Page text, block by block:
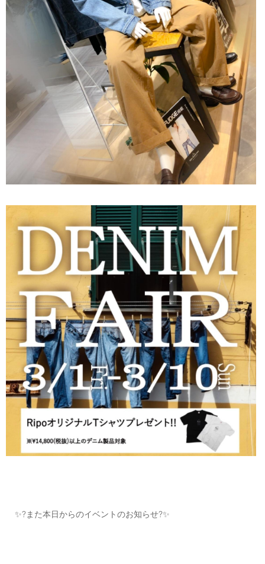
✨?また本日からのイベントのお知らせ?✨